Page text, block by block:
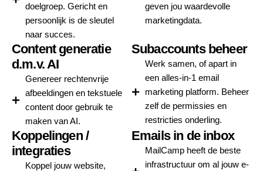
doelgroep. Gericht en
persoonlijk is de sleutel
naar succes.
geven jou waardevolle
marketingdata.
Content generatie
d.m.v. AI
Genereer rechtenvrije
afbeeldingen en tekstuele
content door gebruik te
maken van AI.
Subaccounts beheer
Werk samen, of apart in
een alles-in-1 email
marketing platform. Beheer
zelf de permissies en
restricties onderling.
Koppelingen /
integraties
Koppel jouw website,
Emails in de inbox
MailCamp heeft de beste
infrastructuur om al jouw e-